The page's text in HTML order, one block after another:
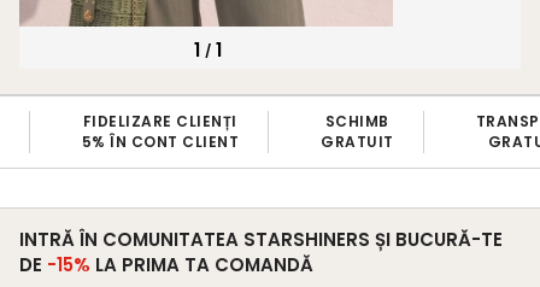
1 /1
SCHIMB
GRATUIT
TRANSPORT
GRATUIT
BRAND
100%
INTRĂ ÎN COMUNITATEA STARSHINERS ȘI BUCURĂ-TE
DE -15% LA PRIMA TA COMANDĂ